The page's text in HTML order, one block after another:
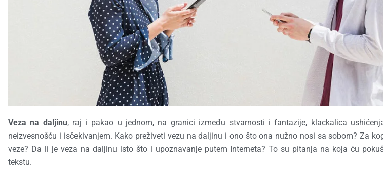
Veza na daljinu, raj i pakao u jednom, na granici između stvarnosti i fantazije, klackalica
neizvesnošću i isčekivanjem. Kako preživeti vezu na daljinu i ono što ona nužno nosi sa sobom? Za
veze? Da li je veza na daljinu isto što i upoznavanje putem Interneta? To su pitanja na koja ću
tekstu.